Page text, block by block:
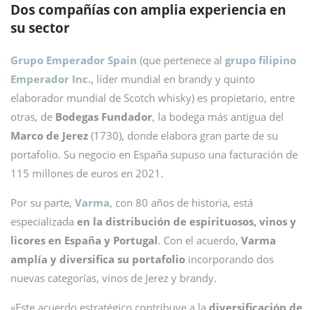
Dos compañías con amplia experiencia en
su sector
Grupo Emperador Spain (que pertenece al grupo filipino
Emperador Inc., líder mundial en brandy y quinto
elaborador mundial de Scotch whisky) es propietario, entre
otras, de Bodegas Fundador, la bodega más antigua del
Marco de Jerez (1730), donde elabora gran parte de su
portafolio. Su negocio en España supuso una facturación de
115 millones de euros en 2021.
Por su parte, Varma, con 80 años de historia, está
especializada en la distribución de espirituosos, vinos y
licores en España y Portugal. Con el acuerdo, Varma
amplía y diversifica su portafolio incorporando dos
nuevas categorías, vinos de Jerez y brandy.
«Este acuerdo estratégico contribuye a la diversificación de